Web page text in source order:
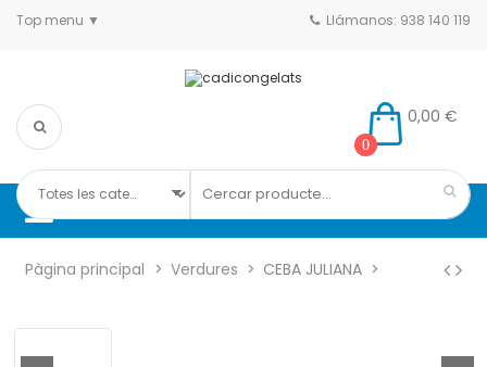
Top menu Llámanos: 938 140 119
0
0,00 €
Pàgina principal Verdures CEBA JULIANA